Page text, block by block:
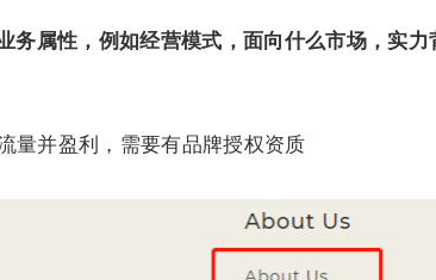
务属性，例如经营模式，面向什么市场，实力
量并盈利，需要有品牌授权资质